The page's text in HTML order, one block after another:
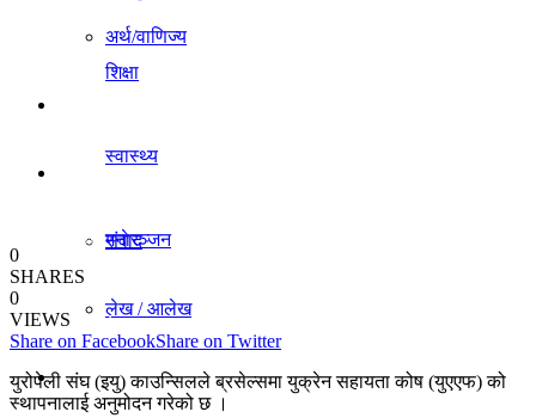
अर्थ/वाणिज्य
संवाद
लेख / आलेख
खेलकुद समाचार
शिक्षा
स्वास्थ्य
मनाेरञ्जन
राजनीति
अर्थ/वाणिज्य
0
SHARES
0
VIEWS
Share on FacebookShare on Twitter
युरोपेली संघ (इयु) काउन्सिलले ब्रसेल्समा युक्रेन सहायता कोष (युएएफ) को
स्थापनालाई अनुमोदन गरेको छ ।